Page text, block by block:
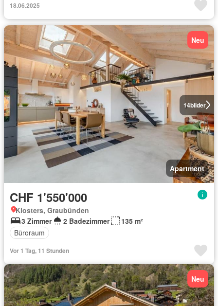
18.06.2025
14bilder
Neu
Apartment
CHF 1'550'000
Klosters, Graubünden
3 Zimmer
2 Badezimmer
135 m²
Büroraum
Vor 1 Tag, 11 Stunden
Neu